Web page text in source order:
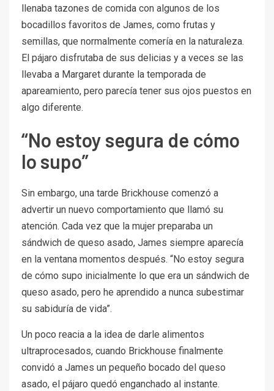
llenaba tazones de comida con algunos de los
bocadillos favoritos de James, como frutas y
semillas, que normalmente comería en la naturaleza.
El pájaro disfrutaba de sus delicias y a veces se las
llevaba a Margaret durante la temporada de
apareamiento, pero parecía tener sus ojos puestos en
algo diferente.
“No estoy segura de cómo
lo supo”
Sin embargo, una tarde Brickhouse comenzó a
advertir un nuevo comportamiento que llamó su
atención. Cada vez que la mujer preparaba un
sándwich de queso asado, James siempre aparecía
en la ventana momentos después. “No estoy segura
de cómo supo inicialmente lo que era un sándwich de
queso asado, pero he aprendido a nunca subestimar
su sabiduría de vida”.
Un poco reacia a la idea de darle alimentos
ultraprocesados, cuando Brickhouse finalmente
convidó a James un pequeño bocado del queso
asado, el pájaro quedó enganchado al instante.